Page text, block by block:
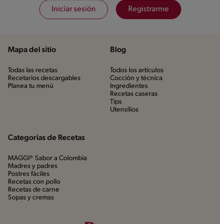
Iniciar sesión Registrarme
Mapa del sitio
Todas las recetas
Recetarios descargables
Planea tu menú
Blog
Todos los artículos
Cocción y técnica
Ingredientes
Recetas caseras
Tips
Utensílios
Categorias de Recetas
MAGGI® Sabor a Colombia
Madres y padres
Postres fáciles
Recetas con pollo
Recetas de carne
Sopas y cremas